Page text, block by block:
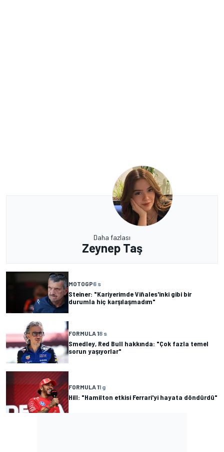
Daha fazlası
Zeynep Taş
MOTOGP6 s
Steiner: "Kariyerimde Viñales'inki gibi bir
durumla hiç karşılaşmadım"
FORMULA 18 s
Smedley, Red Bull hakkında: "Çok fazla temel
sorun yaşıyorlar"
FORMULA 11 g
Hill: "Hamilton etkisi Ferrari'yi hayata döndürdü"